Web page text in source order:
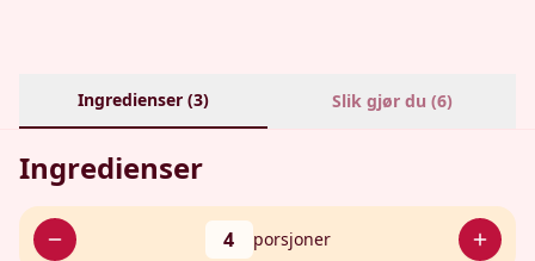
Ingredienser (3) Slik gjør du (6)
Ingredienser
4 porsjoner